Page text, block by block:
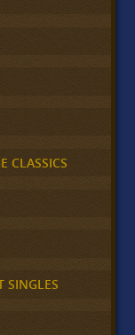
CLASSICS
SINGLES